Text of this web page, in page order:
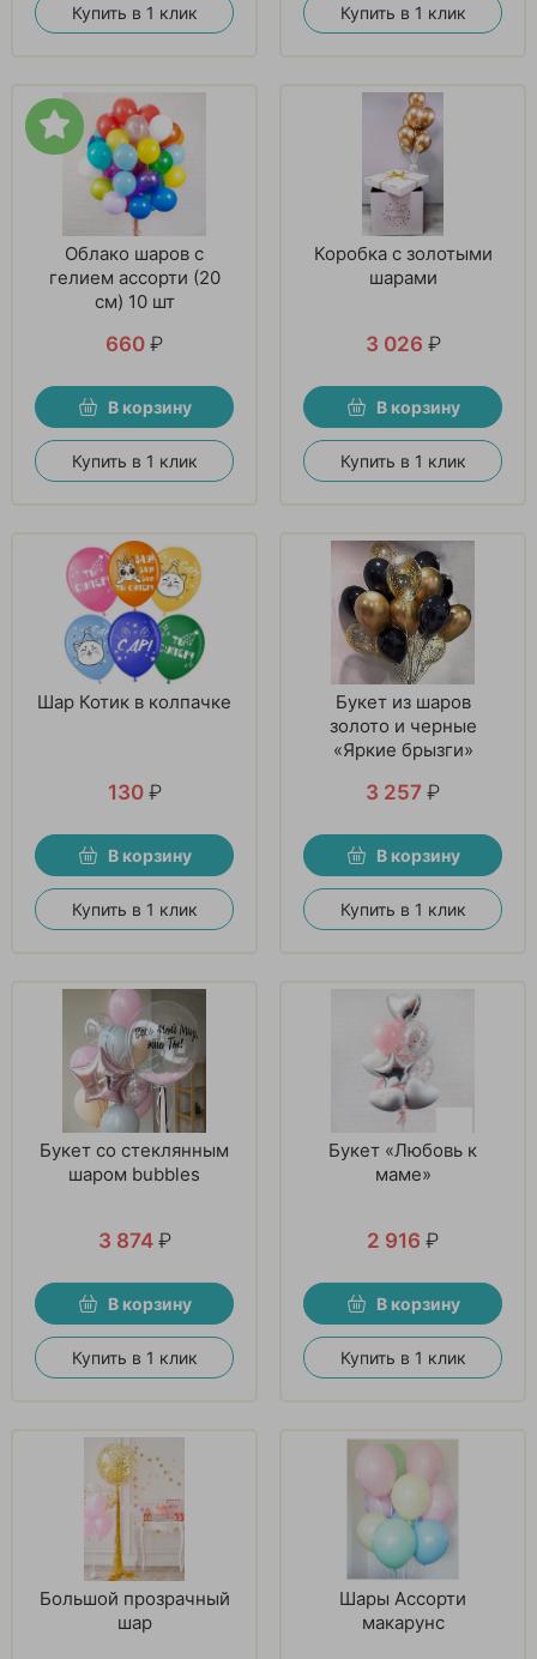
Купить в 1 клик Купить в 1 клик
Облако шаров с
гелием ассорти (20
см) 10 шт
660 ₽
В корзину
Купить в 1 клик
Коробка с золотыми
шарами
3 026 ₽
В корзину
Купить в 1 клик
Шар Котик в колпачке
130 ₽
В корзину
Купить в 1 клик
Букет из шаров
золото и черные
«Яркие брызги»
3 257 ₽
В корзину
Купить в 1 клик
Букет со стеклянным
шаром bubbles
3 874 ₽
В корзину
Купить в 1 клик
Букет «Любовь к
маме»
2 916 ₽
В корзину
Купить в 1 клик
Большой прозрачный
шар
Шары Ассорти
макарунс